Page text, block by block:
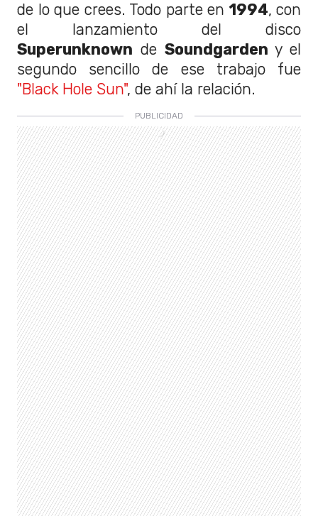
de lo que crees. Todo parte en1994, con
el lanzamiento del disco
Superunknown de Soundgarden y el
segundo sencillo de ese trabajo fue
"Black Hole Sun", de ahí la relación.